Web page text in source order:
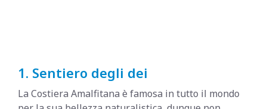
1. Sentiero degli dei
La Costiera Amalfitana è famosa in tutto il mondo